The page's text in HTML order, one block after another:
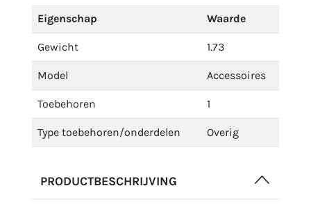
Eigenschap Waarde
Gewicht 1.73
Model Accessoires
Toebehoren 1
Type toebehoren/onderdelen Overig
PRODUCTBESCHRIJVING